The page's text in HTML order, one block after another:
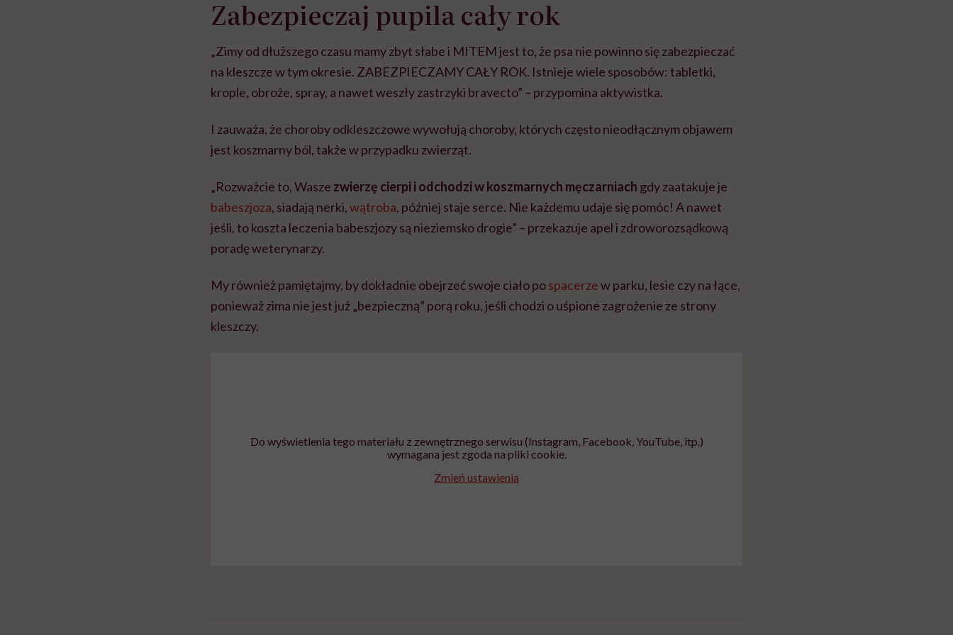
Zabezpieczaj pupila cały rok
„Zimy od dłuższego czasu mamy zbyt słabe i MITEM jest to, że psa nie powinno się zabezpieczać
na kleszcze w tym okresie. ZABEZPIECZAMY CAŁY ROK. Istnieje wiele sposobów: tabletki,
krople, obroże, spray, a nawet weszły zastrzyki bravecto” – przypomina aktywistka.
I zauważa, że choroby odkleszczowe wywołują choroby, których często nieodłącznym objawem
jest koszmarny ból, także w przypadku zwierząt.
„Rozważcie to, Wasze zwierzę cierpi i odchodzi w koszmarnych męczarniach gdy zaatakuje je
babeszjoza, siadają nerki,wątroba, później staje serce. Nie każdemu udaje się pomóc! A nawet
jeśli, to koszta leczenia babeszjozy są nieziemsko drogie” – przekazuje apel i zdroworozsądkową
poradę weterynarzy.
My również pamiętajmy, by dokładnie obejrzeć swoje ciało pospacerzew parku, lesie czy na łące,
ponieważ zima nie jest już „bezpieczną” porą roku, jeśli chodzi o uśpione zagrożenie ze strony
kleszczy.
Do wyświetlenia tego materiału z zewnętrznego serwisu (Instagram, Facebook, YouTube, itp.)
wymagana jest zgoda na pliki cookie.
Zmień ustawienia